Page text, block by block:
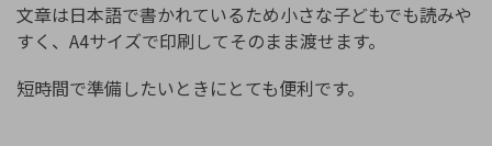
文章は日本語で書かれているため小さな子どもでも読みや
すく、A4サイズで印刷してそのまま渡せます。
短時間で準備したいときにとても便利です。